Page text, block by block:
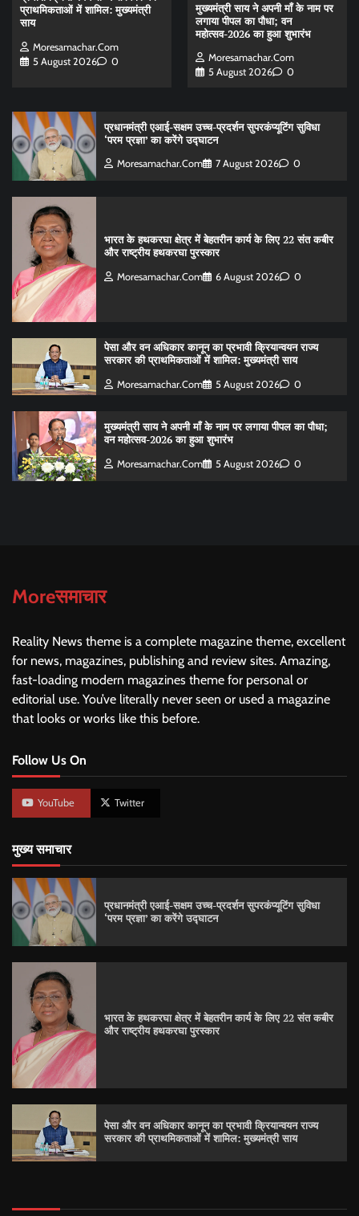
प्राथमिकताओं में शामिल: मुख्यमंत्री
साय
Moresamachar.com
5 August 2026
0
मुख्यमंत्री साय ने अपनी माँ के नाम पर
लगाया पीपल का पौधा; वन
महोत्सव-2026 का हुआ शुभारंभ
Moresamachar.com
5 August 2026
0
प्रधानमंत्री एआई-सक्षम उच्च-प्रदर्शन सुपरकंप्यूटिंग सुविधा
‘परम प्रज्ञा’ का करेंगे उद्घाटन
Moresamachar.com 7 August 2026 0
भारत के हथकरघा क्षेत्र में बेहतरीन कार्य के लिए 22 संत कबीर
और राष्ट्रीय हथकरघा पुरस्कार
Moresamachar.com 6 August 2026 0
पेसा और वन अधिकार कानून का प्रभावी क्रियान्वयन राज्य
सरकार की प्राथमिकताओं में शामिल: मुख्यमंत्री साय
Moresamachar.com 5 August 2026 0
मुख्यमंत्री साय ने अपनी माँ के नाम पर लगाया पीपल का पौधा;
वन महोत्सव-2026 का हुआ शुभारंभ
Moresamachar.com 5 August 2026 0
Moreसमाचार
Reality News theme is a complete magazine theme, excellent
for news, magazines, publishing and review sites. Amazing,
fast-loading modern magazines theme for personal or
editorial use. You’ve literally never seen or used a magazine
that looks or works like this before.
Follow Us On
YouTube Twitter
मुख्य समाचार
प्रधानमंत्री एआई-सक्षम उच्च-प्रदर्शन सुपरकंप्यूटिंग सुविधा
‘परम प्रज्ञा’ का करेंगे उद्घाटन
भारत के हथकरघा क्षेत्र में बेहतरीन कार्य के लिए 22 संत कबीर
और राष्ट्रीय हथकरघा पुरस्कार
पेसा और वन अधिकार कानून का प्रभावी क्रियान्वयन राज्य
सरकार की प्राथमिकताओं में शामिल: मुख्यमंत्री साय